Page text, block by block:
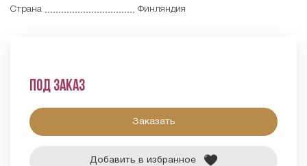
Страна
Финляндия
Под заказ
Заказать
Добавить в избранное